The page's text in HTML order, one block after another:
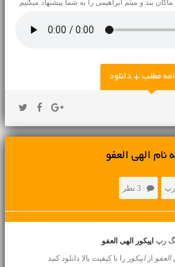
ماکان بند و میثم ابراهیمی را به شما پیشنهاد میکنیم
مطلب + دانلود
الهی‌ العفو
رپ
رپ اپیکور الهی‌ العفو
العفو ازاپیکور را با کیفیت بالا دانلود کنید